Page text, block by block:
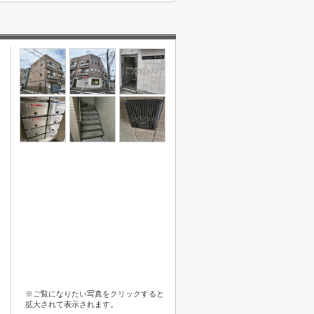
※ご覧になりたい写真をクリックすると
拡大されて表示されます。